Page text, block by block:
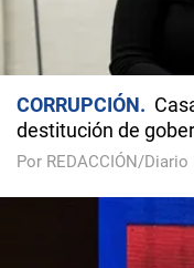
CORRUPCIÓN
destitución de
Por REDACCIÓN/